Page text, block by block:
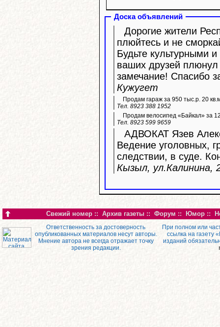
Доска объявлений
Дорогие жители
плюйтесь и не
Будьте культурными
ваших друзей
замечание! Спасибо
Кужугет
Продам гараж за 950 тыс.р. 20
Тел. 8923 388 1952
Продам велосипед «Байкал» за
Тел. 8923 599 9659
АДВОКАТ Язев
Ведение уголовных,
следствии, в суде.
Кызыл, ул.Калинина,
Свежий номер :: Архив газеты :: Форум :: Юмор ::
Ответственность за достоверность
опубликованных материалов несут авторы.
Мнение автора не всегда отражает точку
зрения редакции.
При полном или
ссылка на газету
изданий